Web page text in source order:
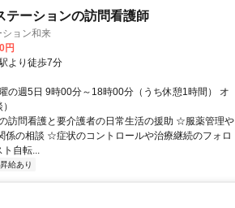
テーションの訪問看護師
ョン和来
円
山駅より徒歩7分
の週5日 9時00分～18時00分（うち休憩1時間） オ
訪問看護と要介護者の日常生活の援助 ☆服薬管理や
係の相談 ☆症状のコントロールや治療継続のフォロ
自転...
昇給あり